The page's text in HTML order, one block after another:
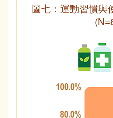
圖七：運動習慣與